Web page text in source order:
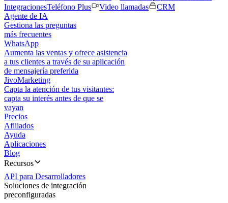
IntegracionesTeléfono Plus Video llamadas
CRM
Agente de IA
Gestiona las preguntas
más frecuentes
WhatsApp
Aumenta las ventas y ofrece asistencia
a tus clientes a través de su aplicación
de mensajería preferida
JivoMarketing
Capta la atención de tus visitantes:
capta su interés antes de que se
vayan
Precios
Afiliados
Ayuda
Aplicaciones
Blog
Recursos
API para Desarrolladores
Soluciones de integración
preconfiguradas